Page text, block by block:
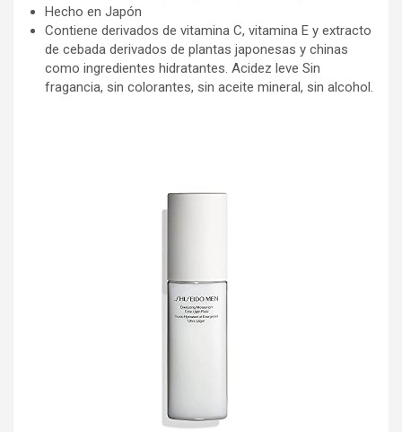
Hecho en Japón
Contiene derivados de vitamina C, vitamina E y extracto
de cebada derivados de plantas japonesas y chinas
como ingredientes hidratantes. Acidez leve Sin
fragancia, sin colorantes, sin aceite mineral, sin alcohol.